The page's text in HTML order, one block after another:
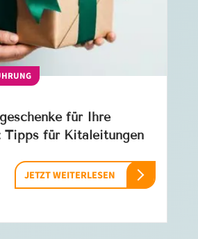
für Ihre
Tipps für Kitaleitungen
JETZT WEITERLESEN